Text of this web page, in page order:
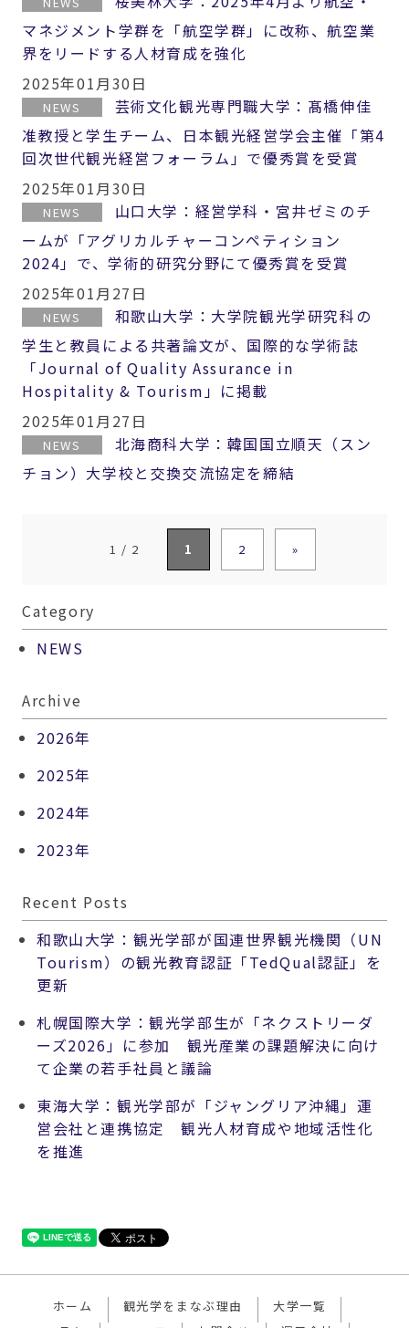
マネジメント学群を「航空学群」に改称、航空業
界をリードする人材育成を強化
2025年01月30日
NEWS
芸術文化観光専門職大学：髙橋伸佳
准教授と学生チーム、日本観光経営学会主催「第4
回次世代観光経営フォーラム」で優秀賞を受賞
2025年01月30日
NEWS
山口大学：経営学科・宮井ゼミのチ
ームが「アグリカルチャーコンペティション
2024」で、学術的研究分野にて優秀賞を受賞
2025年01月27日
NEWS
和歌山大学：大学院観光学研究科の
学生と教員による共著論文が、国際的な学術誌
「Journal of Quality Assurance in
Hospitality & Tourism」に掲載
2025年01月27日
NEWS
北海商科大学：韓国国立順天（スン
チョン）大学校と交換交流協定を締結
1 / 2 1 2 »
Category
NEWS
Archive
2026年
2025年
2024年
2023年
Recent Posts
和歌山大学：観光学部が国連世界観光機関（UN
Tourism）の観光教育認証「TedQual認証」を
更新
札幌国際大学：観光学部生が「ネクストリーダ
ーズ2026」に参加 観光産業の課題解決に向け
て企業の若手社員と議論
東海大学：観光学部が「ジャングリア沖縄」運
営会社と連携協定 観光人材育成や地域活性化
を推進
ホーム 観光学をまなぶ理由
大学一覧